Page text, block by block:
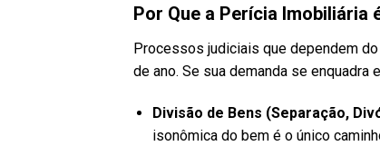
Por Que a Perícia Imobiliária
Processos judiciais que dependem do
de ano. Se sua demanda se enquadra
Divisão de Bens (Separação,
isonômica do bem é o único